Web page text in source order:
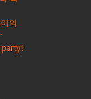
의
party!